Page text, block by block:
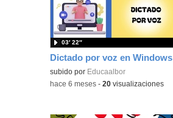
Dictado por voz en Windows
subido por Educaalbor
03′ 22″
-hace 6 meses -20 visualizaciones